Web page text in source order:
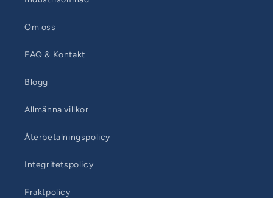
Om oss
FAQ & Kontakt
Blogg
Allmänna villkor
Återbetalningspolicy
Integritetspolicy
Fraktpolicy